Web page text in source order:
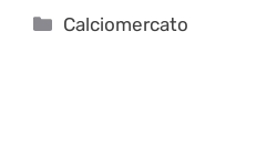
Categorie
Calciomercato